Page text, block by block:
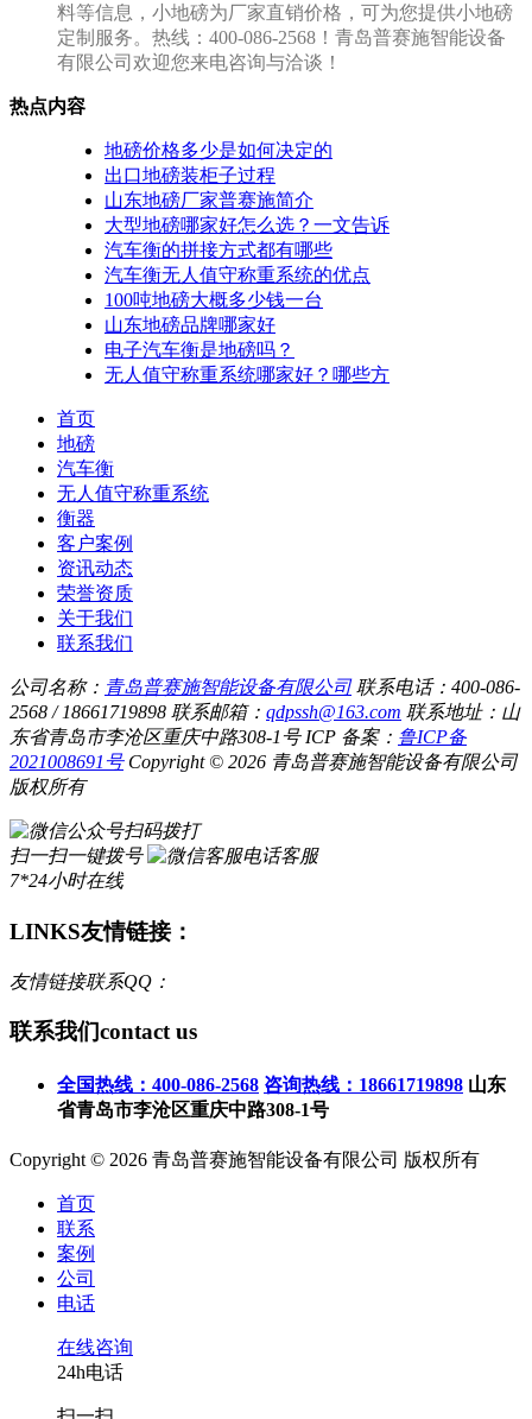
料等信息，小地磅为厂家直销价格，可为您提供小地磅
定制服务。热线：400-086-2568！青岛普赛施智能设备
有限公司欢迎您来电咨询与洽谈！
热点内容
地磅价格多少是如何决定的
出口地磅装柜子过程
山东地磅厂家普赛施简介
大型地磅哪家好怎么选？一文告诉
汽车衡的拼接方式都有哪些
汽车衡无人值守称重系统的优点
100吨地磅大概多少钱一台
山东地磅品牌哪家好
电子汽车衡是地磅吗？
无人值守称重系统哪家好？哪些方
首页
地磅
汽车衡
无人值守称重系统
衡器
客户案例
资讯动态
荣誉资质
关于我们
联系我们
公司名称： 青岛普赛施智能设备有限公司 联系电话：400-086-
2568 / 18661719898 联系邮箱： qdpssh@163.com 联系地址：山
东省青岛市李沧区重庆中路308-1号 ICP 备案： 鲁ICP备
2021008691号 Copyright © 2026 青岛普赛施智能设备有限公司
版权所有
扫码拨打
扫一扫一键拨号
电话客服
7*24小时在线
LINKS友情链接：
友情链接联系QQ：
联系我们contact us
全国热线：400-086-2568 咨询热线：18661719898 山东
省青岛市李沧区重庆中路308-1号
Copyright © 2026 青岛普赛施智能设备有限公司 版权所有
首页
联系
案例
公司
电话
在线咨询
24h电话